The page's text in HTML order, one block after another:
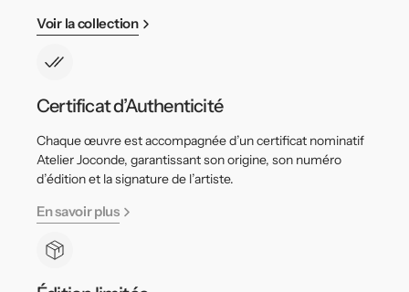
Voir la collection
Certificat d’Authenticité
Chaque œuvre est accompagnée d’un certificat nominatif
Atelier Joconde, garantissant son origine, son numéro
d’édition et la signature de l’artiste.
En savoir plus